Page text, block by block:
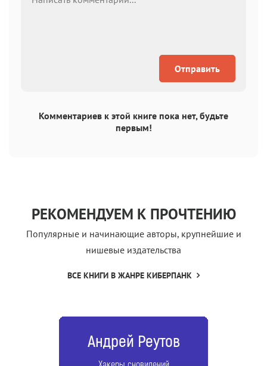
Отправить
Комментариев к этой книге пока нет, будьте
первым!
РЕКОМЕНДУЕМ К ПРОЧТЕНИЮ
Популярные и начинающие авторы, крупнейшие и
нишевые издательства
ВСЕ КНИГИ В ЖАНРЕ КИБЕРПАНК
Андрей Реутов